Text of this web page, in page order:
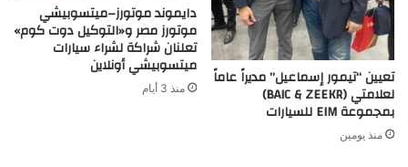
تعيين “تيمور إسماعيل” مديراً عاماً
لعلامتي (BAIC & ZEEKR)
بمجموعة EIM للسيارات
منذ يومين
دايموند موتورز–ميتسوبيشي
موتورز مصر و«التوكيل دوت كوم»
تعلنان شراكة لشراء سيارات
ميتسوبيشي أونلاين
منذ 3 أيام